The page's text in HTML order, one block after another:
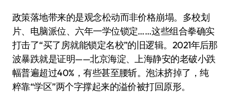
政策落地带来的是观念松动而非价格崩塌。多校划
片、电脑派位、六年一学位锁定……这些组合拳确实
打击了“买了房就能锁定名校”的旧逻辑。2021年后那
波暴跌就是证明——北京海淀、上海静安的老破小跌
幅普遍超过40%，有些甚至腰斩。泡沫挤掉了，纯
粹靠“学区”两个字撑起来的溢价被打回原形。